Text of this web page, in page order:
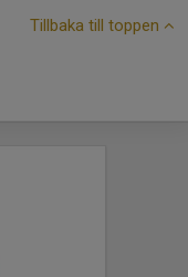
Tillbaka till toppen